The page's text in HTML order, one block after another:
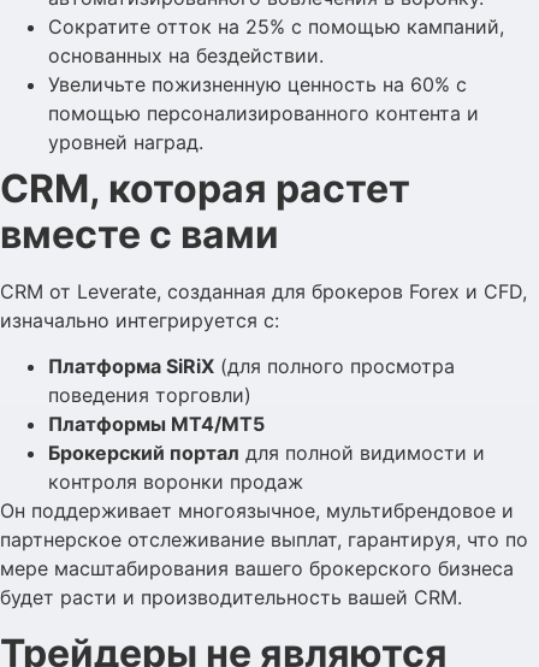
Сократите отток на 25% с помощью кампаний,
основанных на бездействии.
Увеличьте пожизненную ценность на 60% с
помощью персонализированного контента и
уровней наград.
CRM, которая растет
вместе с вами
CRM от Leverate, созданная для брокеров Forex и CFD,
изначально интегрируется с:
Платформа SiRiX (для полного просмотра
поведения торговли)
Платформы MT4/MT5
Брокерский портал для полной видимости и
контроля воронки продаж
Он поддерживает многоязычное, мультибрендовое и
партнерское отслеживание выплат, гарантируя, что по
мере масштабирования вашего брокерского бизнеса
будет расти и производительность вашей CRM.
Трейдеры не являются